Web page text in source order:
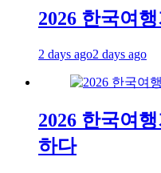
2026 한국여
2 days ago2 days ago
2026 한국여
하다